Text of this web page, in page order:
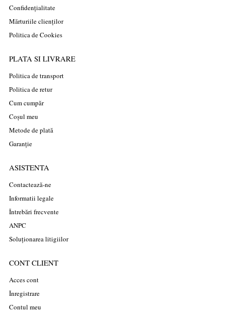
Confidențialitate
Mărturiile clienților
Politica de Cookies
PLATA SI LIVRARE
Politica de transport
Politica de retur
Cum cumpăr
Coșul meu
Metode de plată
Garanție
ASISTENTA
Contactează-ne
Informatii legale
Întrebări frecvente
ANPC
Soluționarea litigiilor
CONT CLIENT
Acces cont
Înregistrare
Contul meu